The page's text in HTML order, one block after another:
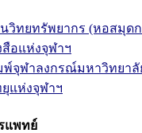
วิทยทรัพยากร (หอสมุด
อแห่งจุฬาฯ
พ์จุฬาลงกรณ์มหาวิทยาลั
แห่งจุฬาฯ
แพทย์